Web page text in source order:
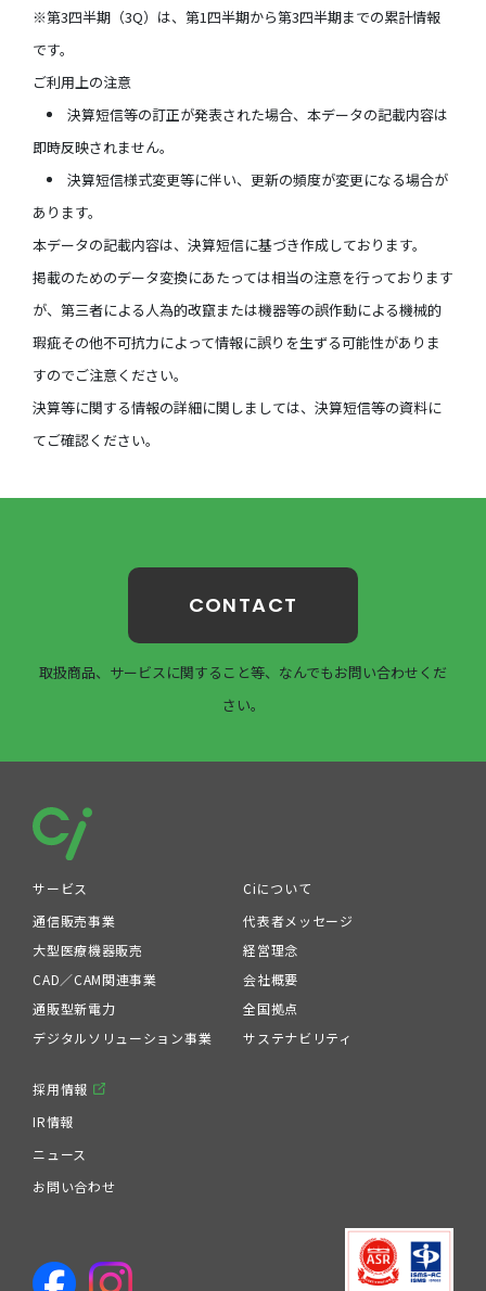
※第3四半期（3Q）は、第1四半期から第3四半期までの累計情報
です。
ご利用上の注意
決算短信等の訂正が発表された場合、本データの記載内容は
即時反映されません。
決算短信様式変更等に伴い、更新の頻度が変更になる場合が
あります。
本データの記載内容は、決算短信に基づき作成しております。
掲載のためのデータ変換にあたっては相当の注意を行っております
が、第三者による人為的改竄または機器等の誤作動による機械的
瑕疵その他不可抗力によって情報に誤りを生ずる可能性がありま
すのでご注意ください。
決算等に関する情報の詳細に関しましては、決算短信等の資料に
てご確認ください。
CONTACT
取扱商品、サービスに関すること等、なんでもお問い合わせくだ
さい。
サービス
通信販売事業
大型医療機器販売
CAD／CAM関連事業
通販型新電力
デジタルソリューション事業
Ciについて
代表者メッセージ
経営理念
会社概要
全国拠点
サステナビリティ
採用情報
IR情報
ニュース
お問い合わせ